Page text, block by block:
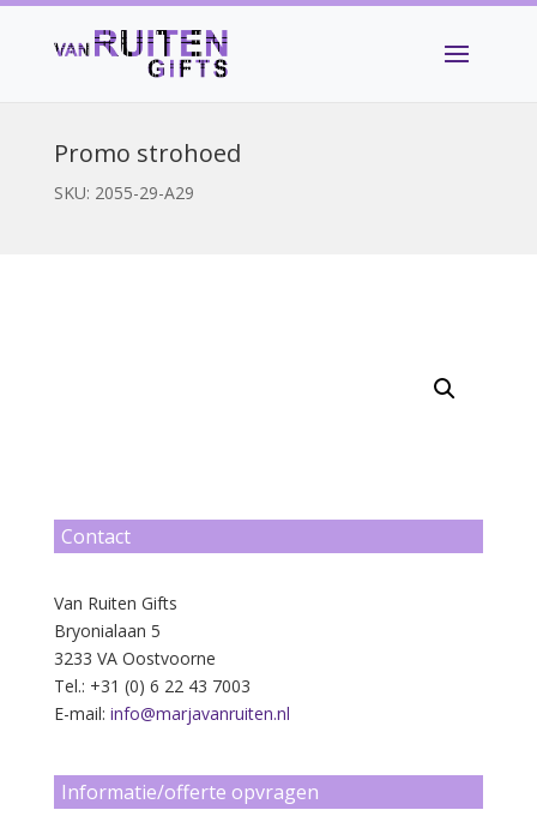
Promo strohoed
SKU: 2055-29-A29
Contact
Van Ruiten Gifts
Bryonialaan 5
3233 VA Oostvoorne
Tel.: +31 (0) 6 22 43 7003
E-mail: info@marjavanruiten.nl
Informatie/offerte opvragen